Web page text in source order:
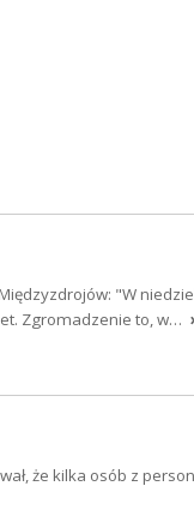
"W
Zgromadzenie to, w…
że kilka osób z